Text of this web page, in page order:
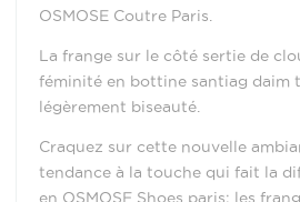
OSMOSE Coutre Paris.
La frange sur le côté sertie de
féminité en bottine santiag daim
légèrement biseauté.
Craquez sur cette nouvelle
tendance à la touche qui fait la
en OSMOSE Shoes paris: les